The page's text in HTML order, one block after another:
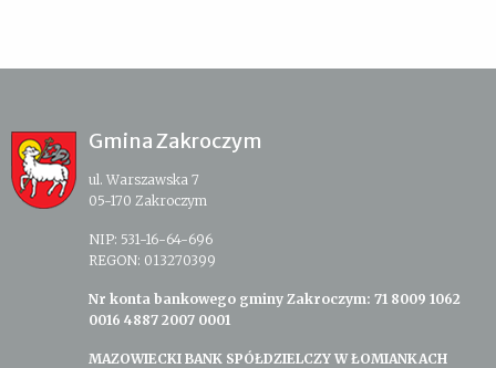
Gmina Zakroczym
ul. Warszawska 7
05-170 Zakroczym
NIP: 531-16-64-696
REGON: 013270399
Nr konta bankowego gminy Zakroczym: 71 8009 1062
0016 4887 2007 0001
MAZOWIECKI BANK SPÓŁDZIELCZY W ŁOMIANKACH